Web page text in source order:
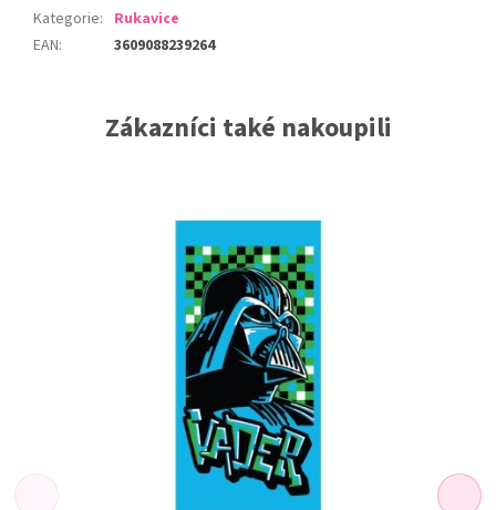
Kategorie: Rukavice
EAN: 3609088239264
Zákazníci také nakoupili